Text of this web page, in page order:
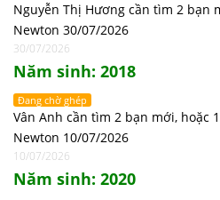
Nguyễn Thị Hương cần tìm 2 bạn
Newton 30/07/2026
30/07/2026
Năm sinh: 2018
Đang chờ ghép
Vân Anh cần tìm 2 bạn mới, hoặc
Newton 10/07/2026
10/07/2026
Năm sinh: 2020